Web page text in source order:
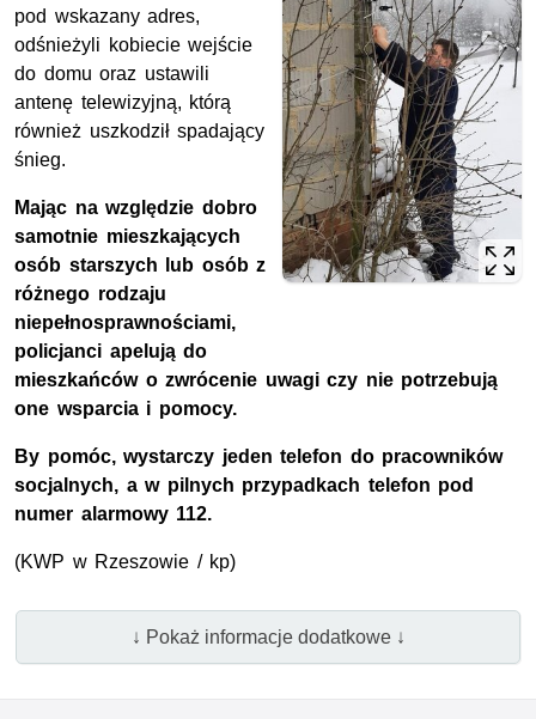
pod wskazany adres,
odśnieżyli kobiecie wejście
do domu oraz ustawili
antenę telewizyjną, którą
również uszkodził spadający
śnieg.
Mając na względzie dobro
samotnie mieszkających
osób starszych lub osób z
różnego rodzaju
niepełnosprawnościami,
policjanci apelują do
mieszkańców o zwrócenie uwagi czy nie potrzebują
one wsparcia i pomocy.
By pomóc, wystarczy jeden telefon do pracowników
socjalnych, a w pilnych przypadkach telefon pod
numer alarmowy 112.
(KWP w Rzeszowie / kp)
↓ Pokaż informacje dodatkowe ↓